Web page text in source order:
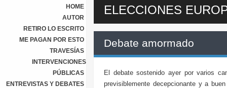
HOME
AUTOR
RETIRO LO ESCRITO
ME PAGAN POR ESTO
TRAVESÍAS
INTERVENCIONES
PÚBLICAS
ENTREVISTAS Y DEBATES
ELECCIONES
Debate amormado
El debate sostenido ayer por varios
previsiblemente decepcionante y a